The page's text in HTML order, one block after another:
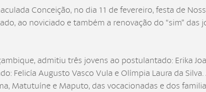
Conceição, no dia 11 de fevereiro, festa de
ao noviciado e também a renovação do “sim” das
admitiu três jovens ao postulantado: Erika
Felicía Augusto Vasco Vula e Olímpia Laura da Silva.
Matutuíne e Maputo, das vocacionadas e dos